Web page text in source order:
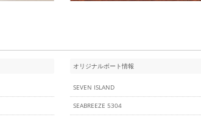
オリジナルボート情報
SEVEN ISLAND
SEABREEZE 5304